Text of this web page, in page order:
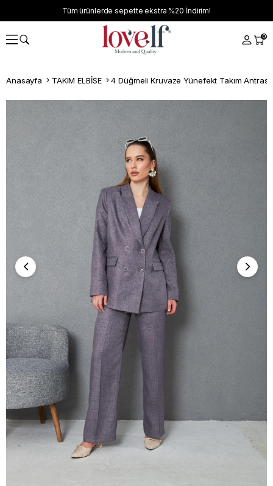
Tüm ürünlerde sepette ekstra %20 İndirim!
0
Anasayfa TAKIM ELBİSE 4 Düğmeli Kruvaze Yünefekt Takım Antrasit